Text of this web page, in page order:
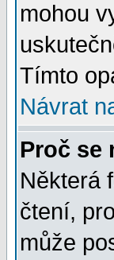
mohou
Tímto
Návrat
Proč se
Některá
čtení,
může